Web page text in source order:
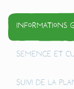
Informations
Semence et
Suivi de la